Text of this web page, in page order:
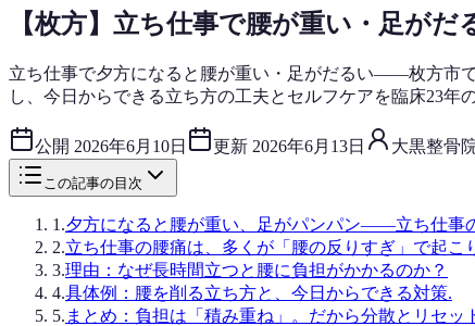
【枚方】立ち仕事で腰が重い・足が
立ち仕事で夕方になると腰が重い・足がだるい——枚方市
し、今日からできる立ち方の工夫とセルフケアを臨床23年
公開 2026年6月10日 更新 2026年6月13日 大黒整骨
この記事の目次
1 .夕方になると腰が重い、足がパンパン——立ち仕事
2.立ち仕事の腰痛は、多くが「腰の反りすぎ」で起こ
3.理由：なぜ長時間立つと腰に負担がかかるのか？
4.具体例：腰を削る立ち方と、今日からできる対策.
5. まとめ：負担は「積み重ね」。だから分散とリセッ